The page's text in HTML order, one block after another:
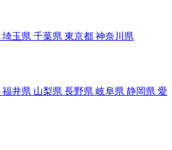
埼玉県 千葉県 東京都 神奈川県
福井県 山梨県 長野県 岐阜県 静岡県 愛